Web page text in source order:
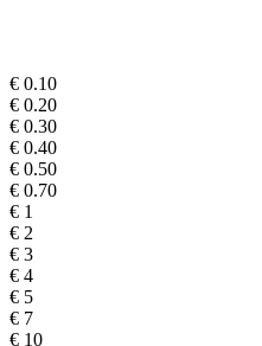
€ 0.10
€ 0.20
€ 0.30
€ 0.40
€ 0.50
€ 0.70
€ 1
€ 2
€ 3
€ 4
€ 5
€ 7
€ 10